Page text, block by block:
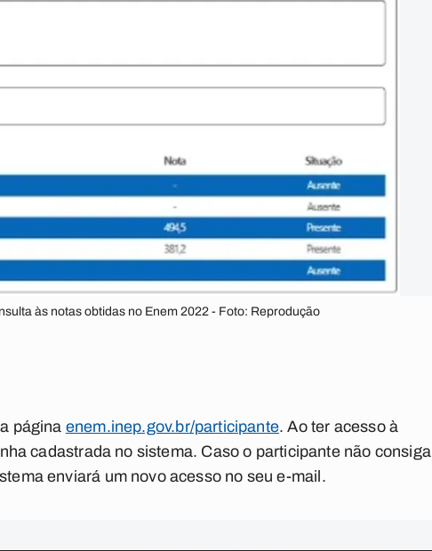
às notas obtidas no Enem 2022 - Foto: Reprodução
página enem.inep.gov.br/participante. Ao ter acesso à
cadastrada no sistema. Caso o participante não consiga
enviará um novo acesso no seu e-mail.